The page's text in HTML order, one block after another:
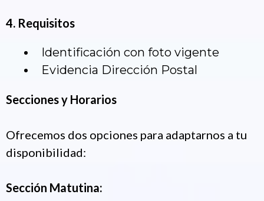
4. Requisitos
Identificación con foto vigente
Evidencia Dirección Postal
Secciones y Horarios
Ofrecemos dos opciones para adaptarnos a tu
disponibilidad:
Sección Matutina: